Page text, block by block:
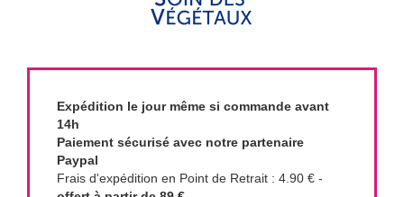
Expédition le jour même si commande avant
14h
Paiement sécurisé avec notre partenaire
Paypal
Frais d'expédition en Point de Retrait : 4.90 € -